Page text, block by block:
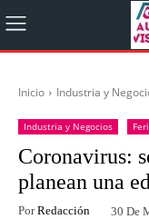
Inicio Industria y
Industria y Negocios
Coronavirus:
planean una
Por Redacción 30 De